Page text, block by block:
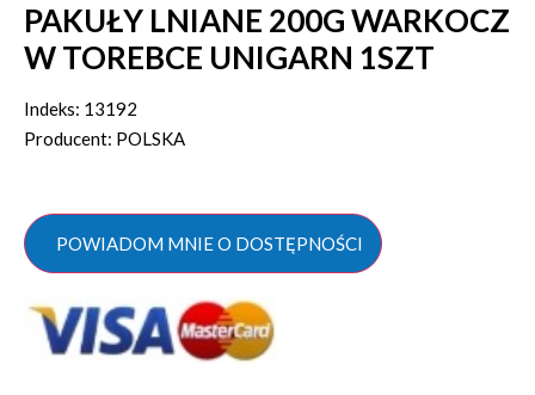
PAKUŁY LNIANE 200G WARKOCZ
W TOREBCE UNIGARN 1SZT
Indeks: 13192
Producent: POLSKA
POWIADOM MNIE O DOSTĘPNOŚCI